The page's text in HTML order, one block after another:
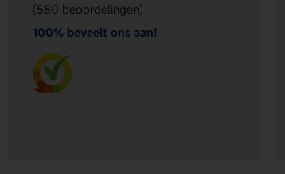
(580 beoordelingen)
100% beveelt ons aan!